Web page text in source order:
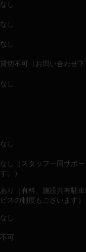
なし
なし
なし
貸切不可（お問い合わせ下
なし
なし
なし（スタッフ一同サポ
す。）
あり（有料、施設共有駐
ビスの制度もございます）
なし
不可